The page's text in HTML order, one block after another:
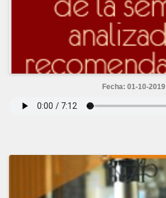
Fecha: 01-10-2019